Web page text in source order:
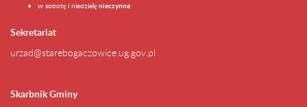
w sobotę i niedzielę nieczynne
Sekretariat
urzad@starebogaczowice.ug.gov.pl
Skarbnik Gminy